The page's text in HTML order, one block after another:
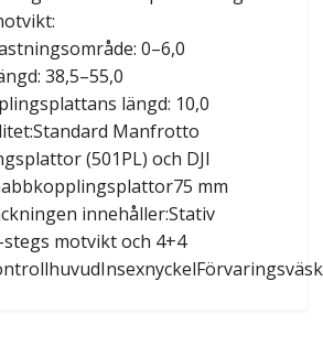
0–6,0
38,5–55,0
längd: 10,0
Manfrotto
(501PL) och DJI
mm
innehåller:Stativ
motvikt och 4+4